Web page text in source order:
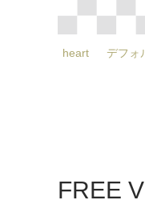
heart デフォ
FREE